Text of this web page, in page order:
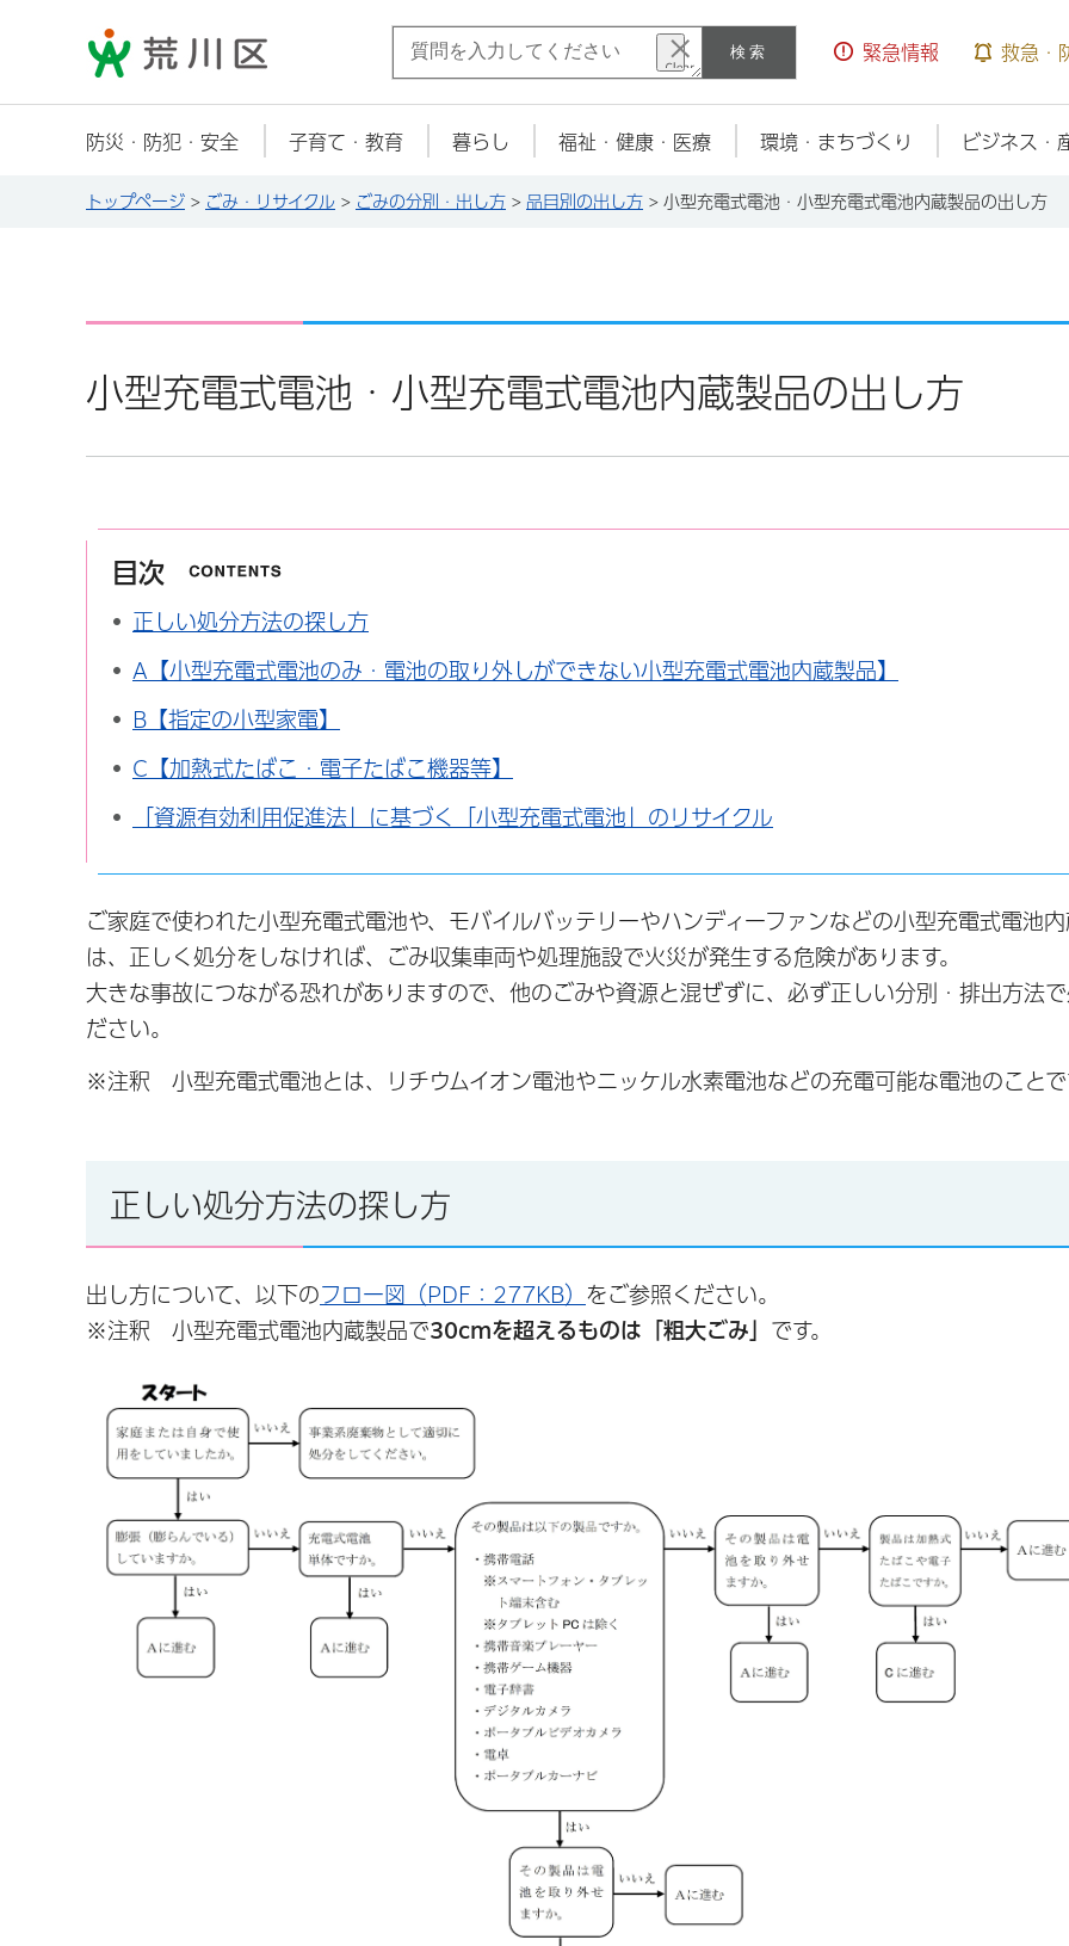
荒川区 検索 緊急情報 救急・
防災・防犯・安全 子育て・教育 暮らし 福祉・健康・医療 環境・まちづくり ビジネス・
トップページ > ごみ・リサイクル > ごみの分別・出し方 > 品目別の出し方 > 小型充電式電池・小型充電式電池内蔵製品の出し方
小型充電式電池・小型充電式電池内蔵製品の出し方
目次
正しい処分方法の探し方
A【小型充電式電池のみ・電池の取り外しができない小型充電式電池内蔵製品】
B【指定の小型家電】
C【加熱式たばこ・電子たばこ機器等】
「資源有効利用促進法」に基づく「小型充電式電池」のリサイクル
ご家庭で使われた小型充電式電池や、モバイルバッテリーやハンディーファンなどの小型充電式電池
は、正しく処分をしなければ、ごみ収集車両や処理施設で火災が発生する危険があります。
大きな事故につながる恐れがありますので、他のごみや資源と混ぜずに、必ず正しい分別・排出方法
ださい。
※注釈 小型充電式電池とは、リチウムイオン電池やニッケル水素電池などの充電可能な電池のことで
正しい処分方法の探し方
出し方について、以下のフロー図（PDF：277KB） をご参照ください。
※注釈 小型充電式電池内蔵製品で30cmを超えるものは「粗大ごみ」 です。